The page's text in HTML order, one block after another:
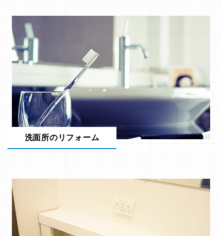
洗面所のリフォーム